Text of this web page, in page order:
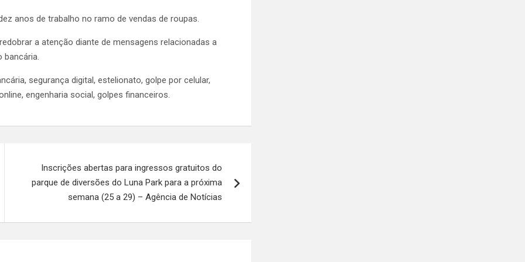
anos de trabalho no ramo de vendas de roupas.
a atenção diante de mensagens relacionadas a
bancária.
segurança digital, estelionato, golpe por celular,
engenharia social, golpes financeiros.
Inscrições abertas para ingressos gratuitos do
parque de diversões do Luna Park para a próxima
semana (25 a 29) – Agência de Notícias